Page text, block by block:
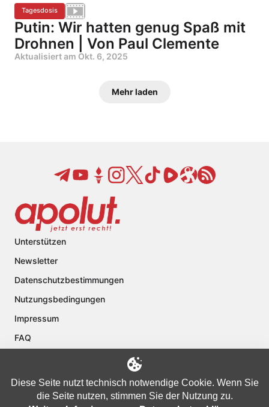
Tagesdosis
Putin: Wir hatten genug Spaß mit
Drohnen | Von Paul Clemente
Aktualisiert am Okt. 6, 2025
Mehr laden
Unterstützen
Newsletter
Datenschutzbestimmungen
Nutzungsbedingungen
Impressum
FAQ
Diese Seite nutzt technisch notwendige Cookie. Wenn Sie
die Seite nutzen, stimmen Sie der Nutzung zu.